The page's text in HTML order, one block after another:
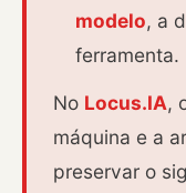
modelo, a
ferramenta.
No Locus.IA,
máquina e a
preservar o